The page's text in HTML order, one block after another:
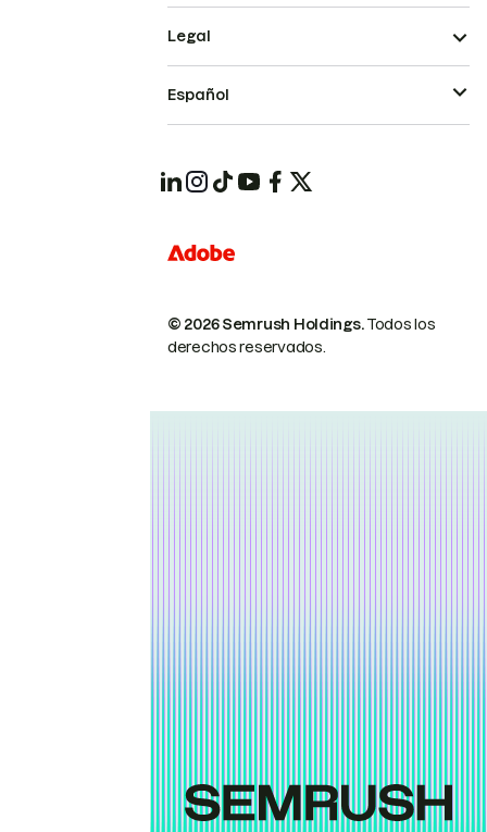
© 2026 Semrush Holdings.Todos los
derechos reservados.
Legal
Español